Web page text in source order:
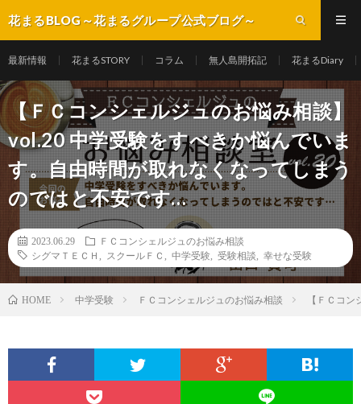
花まるBLOG～花まるグループ公式ブログ～
最新情報 花まるSTORY コラム 無人島開拓記 花まるDiary
【ＦＣコンシェルジュのお悩み相談】
vol.20 中学受験をすべきか悩んでいま
す。自由時間が取れなくなってしまう
のではと不安です…
2023.06.29
ＦＣコンシェルジュのお悩み相談
シグマＴＥＣＨ
スクールＦＣ 中学受験 受験相談 幸せな受験
HOME 中学受験 ＦＣコンシェルジュのお悩み相談 【ＦＣコ